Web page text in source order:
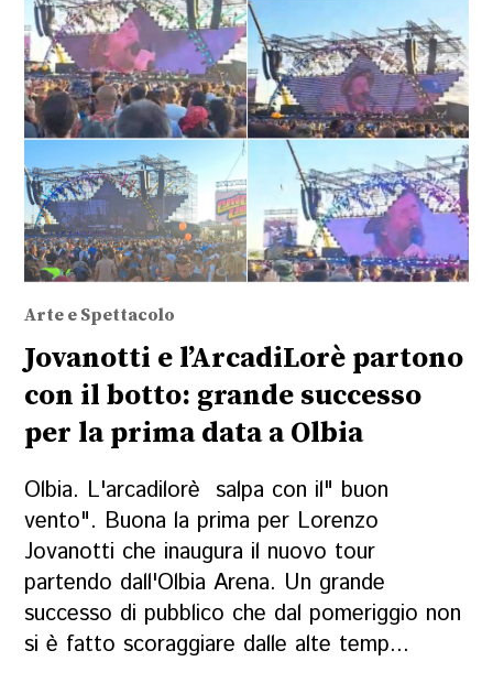
Arte e Spettacolo
Jovanotti e l’ArcadiLorè partono
con il botto: grande successo
per la prima data a Olbia
Olbia. L'arcadilorè salpa con il" buon
vento". Buona la prima per Lorenzo
Jovanotti che inaugura il nuovo tour
partendo dall'Olbia Arena. Un grande
successo di pubblico che dal pomeriggio non
si è fatto scoraggiare dalle alte temp...